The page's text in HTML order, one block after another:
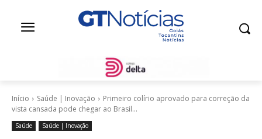
Início Saúde | Inovação
Primeiro colírio aprovado para correção da
vista cansada pode chegar ao Brasil...
Saúde Saúde | Inovação